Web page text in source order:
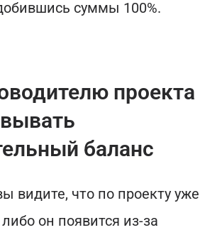
суммы 100%.
проекта
баланс
видите, что по проекту уже
он появится из‑за